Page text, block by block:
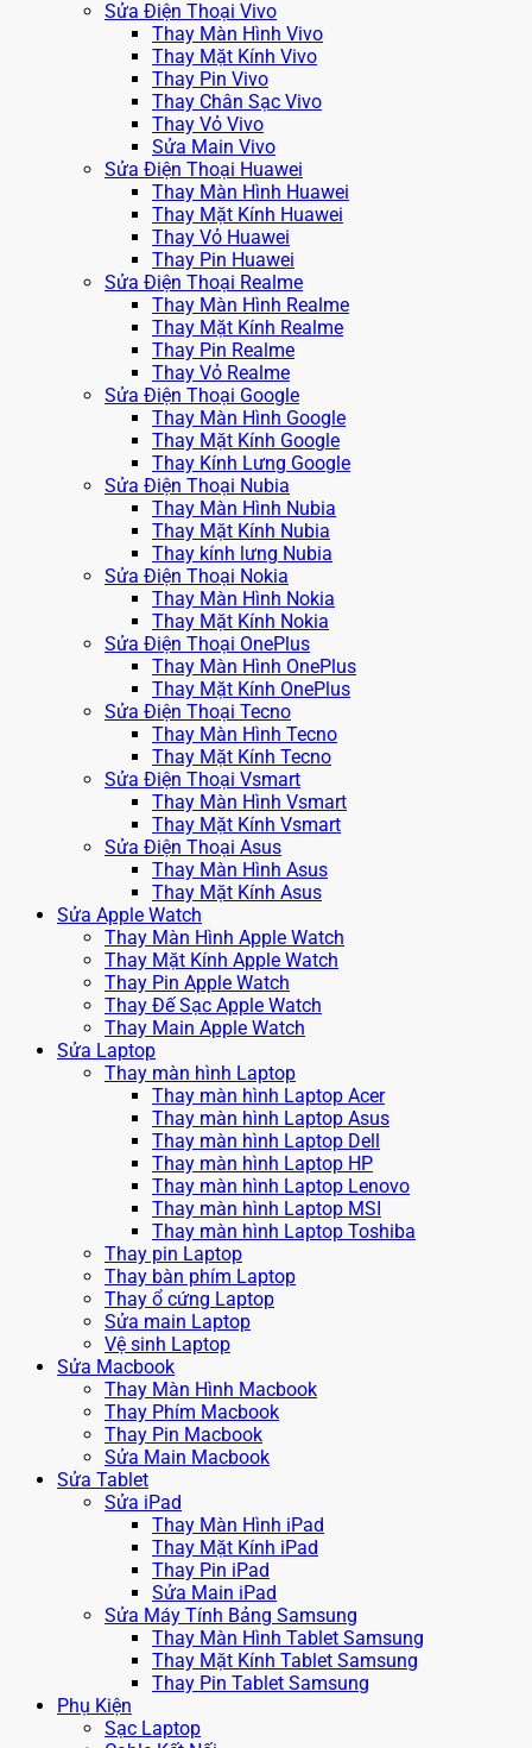
Sửa Điện Thoại Vivo
Thay Màn Hình Vivo
Thay Mặt Kính Vivo
Thay Pin Vivo
Thay Chân Sạc Vivo
Thay Vỏ Vivo
Sửa Main Vivo
Sửa Điện Thoại Huawei
Thay Màn Hình Huawei
Thay Mặt Kính Huawei
Thay Vỏ Huawei
Thay Pin Huawei
Sửa Điện Thoại Realme
Thay Màn Hình Realme
Thay Mặt Kính Realme
Thay Pin Realme
Thay Vỏ Realme
Sửa Điện Thoại Google
Thay Màn Hình Google
Thay Mặt Kính Google
Thay Kính Lưng Google
Sửa Điện Thoại Nubia
Thay Màn Hình Nubia
Thay Mặt Kính Nubia
Thay kính lưng Nubia
Sửa Điện Thoại Nokia
Thay Màn Hình Nokia
Thay Mặt Kính Nokia
Sửa Điện Thoại OnePlus
Thay Màn Hình OnePlus
Thay Mặt Kính OnePlus
Sửa Điện Thoại Tecno
Thay Màn Hình Tecno
Thay Mặt Kính Tecno
Sửa Điện Thoại Vsmart
Thay Màn Hình Vsmart
Thay Mặt Kính Vsmart
Sửa Điện Thoại Asus
Thay Màn Hình Asus
Thay Mặt Kính Asus
Sửa Apple Watch
Thay Màn Hình Apple Watch
Thay Mặt Kính Apple Watch
Thay Pin Apple Watch
Thay Đế Sạc Apple Watch
Thay Main Apple Watch
Sửa Laptop
Thay màn hình Laptop
Thay màn hình Laptop Acer
Thay màn hình Laptop Asus
Thay màn hình Laptop Dell
Thay màn hình Laptop HP
Thay màn hình Laptop Lenovo
Thay màn hình Laptop MSI
Thay màn hình Laptop Toshiba
Thay pin Laptop
Thay bàn phím Laptop
Thay ổ cứng Laptop
Sửa main Laptop
Vệ sinh Laptop
Sửa Macbook
Thay Màn Hình Macbook
Thay Phím Macbook
Thay Pin Macbook
Sửa Main Macbook
Sửa Tablet
Sửa iPad
Thay Màn Hình iPad
Thay Mặt Kính iPad
Thay Pin iPad
Sửa Main iPad
Sửa Máy Tính Bảng Samsung
Thay Màn Hình Tablet Samsung
Thay Mặt Kính Tablet Samsung
Thay Pin Tablet Samsung
Phụ Kiện
Sạc Laptop